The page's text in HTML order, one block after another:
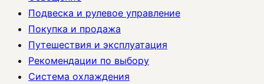
Подвеска и рулевое управление
Покупка и продажа
Путешествия и эксплуатация
Рекомендации по выбору
Система охлаждения